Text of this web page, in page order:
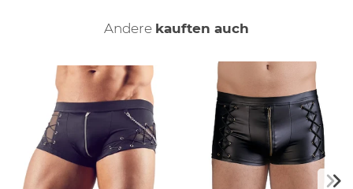
Andere kauften auch